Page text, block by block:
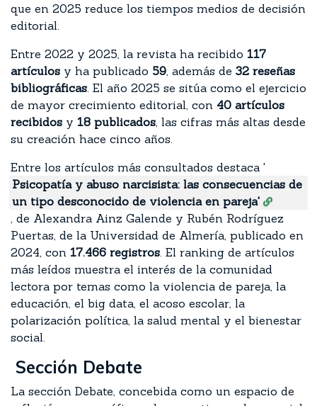
que en 2025 reduce los tiempos medios de decisión
editorial.
Entre 2022 y 2025, la revista ha recibido 117
artículos y ha publicado 59, además de 32 reseñas
bibliográficas. El año 2025 se sitúa como el ejercicio
de mayor crecimiento editorial, con 40 artículos
recibidos y 18 publicados, las cifras más altas desde
su creación hace cinco años.
Entre los artículos más consultados destaca '
Psicopatía y abuso narcisista: las consecuencias de
un tipo desconocido de violencia en pareja'
, de Alexandra Ainz Galende y Rubén Rodríguez
Puertas, de la Universidad de Almería, publicado en
2024, con 17.466 registros. El ranking de artículos
más leídos muestra el interés de la comunidad
lectora por temas como la violencia de pareja, la
educación, el big data, el acoso escolar, la
polarización política, la salud mental y el bienestar
social.
Sección Debate
La sección Debate, concebida como un espacio de